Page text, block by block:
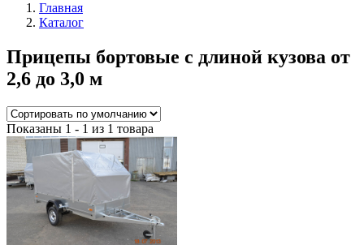
Главная
Каталог
Прицепы бортовые с длиной кузова от
2,6 до 3,0 м
Показаны 1 - 1 из 1 товара